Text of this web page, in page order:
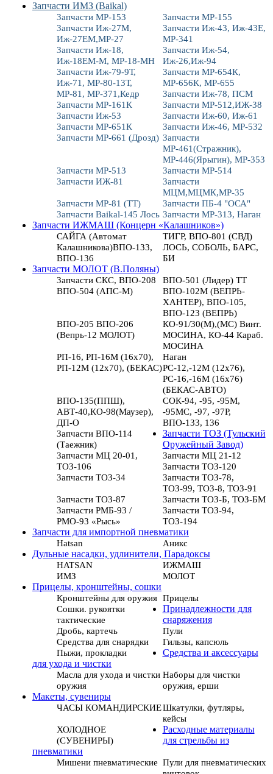
Запчасти ИМЗ (Baikal)
Запчасти МР-153
Запчасти МР-155
Запчасти Иж-27М,
Иж-27ЕМ,МР-27
Запчасти Иж-43, Иж-43Е,
МР-341
Запчасти Иж-18,
Иж-18ЕМ-М, МР-18-МН
Запчасти Иж-54,
Иж-26,Иж-94
Запчасти Иж-79-9Т,
Иж-71, МР-80-13Т,
МР-81, МР-371,Кедр
Запчасти МР-654К,
МР-656К, МР-655
Запчасти Иж-78, ПСМ
Запчасти МР-161К
Запчасти МР-512,ИЖ-38
Запчасти Иж-53
Запчасти Иж-60, Иж-61
Запчасти МР-651К
Запчасти Иж-46, МР-532
Запчасти МР-661 (Дрозд) Запчасти
МР-461(Стражник),
МР-446(Ярыгин), МР-353
Запчасти МР-513
Запчасти МР-514
Запчасти ИЖ-81
Запчасти
МЦМ,МЦМК,МР-35
Запчасти МР-81 (ТТ)
Запчасти ПБ-4 "ОСА"
Запчасти Baikal-145 Лось Запчасти МР-313, Наган
Запчасти ИЖМАШ (Концерн «Калашников»)
САЙГА (Автомат
Калашникова)ВПО-133,
ВПО-136
ТИГР, ВПО-801 (СВД)
ЛОСЬ, СОБОЛЬ, БАРС,
БИ
Запчасти МОЛОТ (В.Поляны)
Запчасти СКС, ВПО-208
ВПО-501 (Лидер) ТТ
ВПО-504 (АПС-М)
ВПО-102М (ВЕПРЬ-
ХАНТЕР), ВПО-105,
ВПО-123 (ВЕПРЬ)
ВПО-205 ВПО-206
(Вепрь-12 МОЛОТ)
КО-91/30(М),(МС) Винт.
МОСИНА, КО-44 Караб.
МОСИНА
РП-16, РП-16М (16х70),
РП-12М (12х70), (БЕКАС)
Наган
РС-12,-12М (12х76),
РС-16,-16М (16х76)
(БЕКАС-АВТО)
ВПО-135(ППШ),
АВТ-40,КО-98(Маузер),
ДП-О
СОК-94, -95, -95М,
-95МС, -97, -97Р,
ВПО-133, 136
Запчасти ВПО-114
(Таежник)
Запчасти ТОЗ (Тульский
Оружейный Завод)
Запчасти МЦ 20-01,
ТОЗ-106
Запчасти МЦ 21-12
Запчасти ТОЗ-120
Запчасти ТОЗ-34
Запчасти ТОЗ-78,
ТОЗ-99, ТОЗ-8, ТОЗ-91
Запчасти ТОЗ-87
Запчасти ТОЗ-Б, ТОЗ-БМ
Запчасти РМБ-93 /
РМО-93 «Рысь»
Запчасти ТОЗ-94,
ТОЗ-194
Запчасти для импортной пневматики
Hatsan
Аникс
Дульные насадки, удлинители, Парадоксы
HATSAN
ИЖМАШ
ИМЗ
МОЛОТ
Прицелы, кронштейны, сошки
Кронштейны для оружия Прицелы
Сошки. рукоятки
тактические
Принадлежности для
снаряжения
Дробь, картечь
Пули
Средства для снарядки
Гильзы, капсюль
Пыжи, прокладки
Средства и аксессуары
для ухода и чистки
Масла для ухода и чистки
оружия
Наборы для чистки
оружия, ерши
Макеты, сувениры
ЧАСЫ КОМАНДИРСКИЕШкатулки, футляры,
кейсы
ХОЛОДНОЕ
(СУВЕНИРЫ)
Расходные материалы
для стрельбы из
пневматики
Мишени пневматические Пули для пневматических